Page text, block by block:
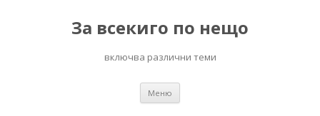
За всекиго по нещо
включва различни теми
Меню